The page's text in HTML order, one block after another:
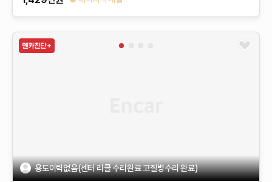
용도이력없음(센터 리콜 수리완료 고질병수리 완료)